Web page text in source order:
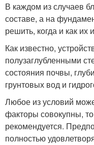
В каждом из случаев
составе, а на
решить, когда и как их
Как известно,
полузаглубленными
состояния почвы,
грунтовых вод и
Любое из условий
факторы совокупны,
рекомендуется.
полностью